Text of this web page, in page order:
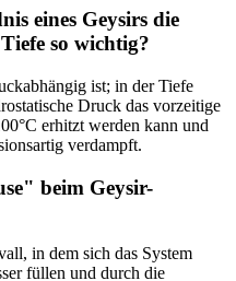
eines Geysirs die
so wichtig?
ist; in der Tiefe
Druck das vorzeitige
erhitzt werden kann und
verdampft.
beim Geysir-
in dem sich das System
füllen und durch die